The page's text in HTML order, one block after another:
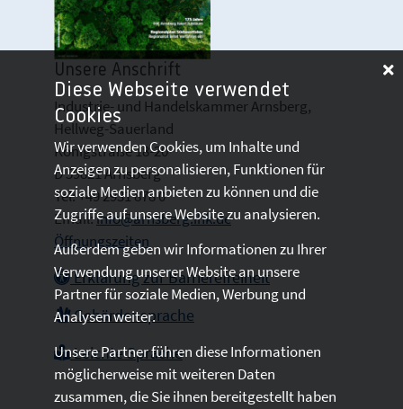
Unsere Anschrift
Industrie- und Handelskammer Arnsberg,
Hellweg-Sauerland
Königstraße 18-20
D 59821 Arnsberg
Tel: +49 2931 878 0
Email:info@arnsberg.ihk.de
Öffnungszeiten
Erklärung zur Barrierefreiheit
Gebärdensprache
Leichte Sprache
Diese Webseite verwendet
Cookies
Wir verwenden Cookies, um Inhalte und
Anzeigen zu personalisieren, Funktionen für
soziale Medien anbieten zu können und die
Zugriffe auf unsere Website zu analysieren.
Außerdem geben wir Informationen zu Ihrer
Verwendung unserer Website an unsere
Partner für soziale Medien, Werbung und
Analysen weiter.
Unsere Partner führen diese Informationen
möglicherweise mit weiteren Daten
zusammen, die Sie ihnen bereitgestellt haben